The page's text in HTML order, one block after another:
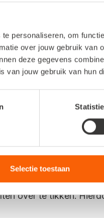
personaliseren, om
over jouw gebruik van
deze gegevens
van jouw gebruik van hun
Selectie toestaan
één keer in te stellen,
volledig
gekoppeld met je
to-date met de laatste
over te tikken.